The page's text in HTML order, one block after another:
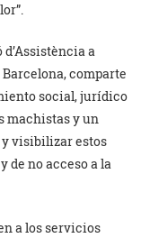
d’Assistència a
comparte
social, jurídico
machistas y un
visibilizar estos
de no acceso a la
a los servicios